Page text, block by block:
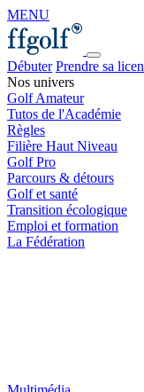
MENU
Débuter Prendre sa
Nos univers
Golf Amateur
Tutos de l'Académie
Règles
Filière Haut Niveau
Golf Pro
Parcours & détours
Golf et santé
Transition écologique
Emploi et formation
La Fédération